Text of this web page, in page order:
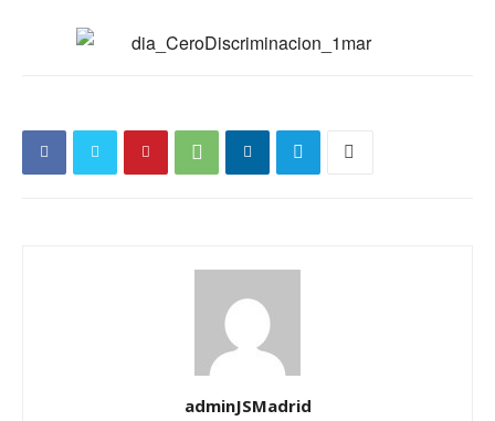
adminJSMadrid